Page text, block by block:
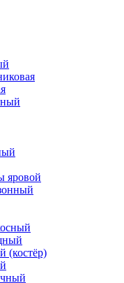
яровой
(костёр)